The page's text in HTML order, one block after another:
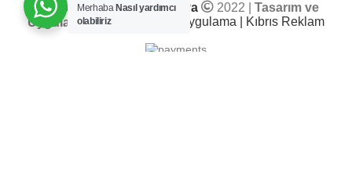
Her-Tür Elektronik&Mobilya 2022 | Tasarım ve
Uygulama
Merhaba Nasıl yardımcı
olabiliriz